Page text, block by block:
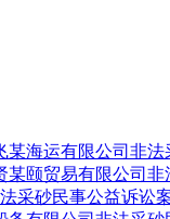
某海运有限公司非法
某颐贸易有限公司非
采砂民事公益诉讼